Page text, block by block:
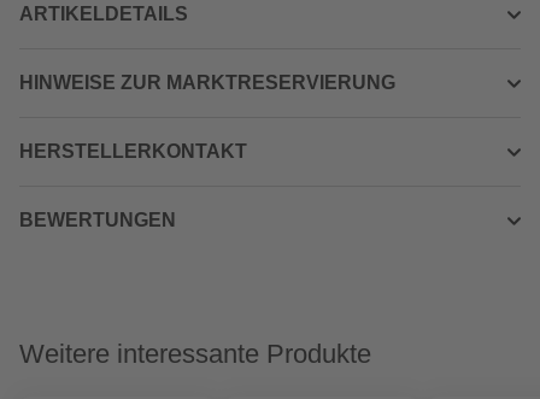
ARTIKELDETAILS
HINWEISE ZUR MARKTRESERVIERUNG
HERSTELLERKONTAKT
BEWERTUNGEN
Weitere interessante Produkte